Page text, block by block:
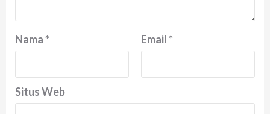
Nama* Email*
Situs Web